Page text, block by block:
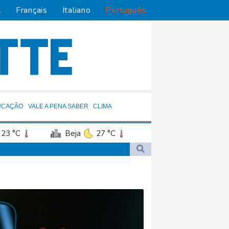
Français Italiano Português
VALE A PENA SABER CLIMA
23 °C Beja
27 °C
petrolífera
aeroporto alemão